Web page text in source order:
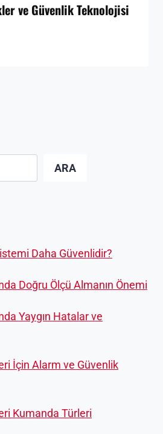
ve Güvenlik Teknolojisi
ARA
Daha Güvenlidir?
Doğru Ölçü Almanın Önemi
Yaygın Hatalar ve
İçin Alarm ve Güvenlik
Kumanda Türleri